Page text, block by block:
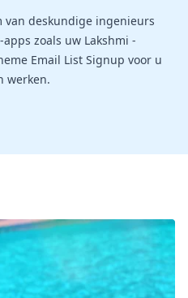
van deskundige ingenieurs
zoals uw Lakshmi -
Email List Signup voor u
werken.